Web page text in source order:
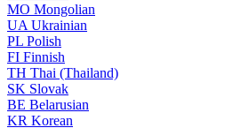
MO Mongolian
UA Ukrainian
PL Polish
FI Finnish
TH Thai (Thailand)
SK Slovak
BE Belarusian
KR Korean